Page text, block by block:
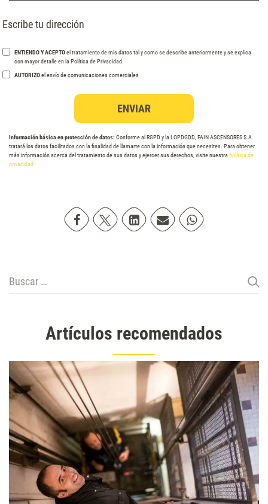
Escribe tu dirección
ENTIENDO Y ACEPTOel tratamiento de mis datos tal y como se describe anteriormente y se explica
con mayor detalle en la Política de Privacidad.
AUTORIZOel envío de comunicaciones comerciales
Información básica en protección de datos: Conforme al RGPD y la LOPDGDD, FAIN ASCENSORES S.A.
tratará los datos facilitados con la finalidad de llamarte con la información que necesites. Para obtener
más información acerca del tratamiento de sus datos y ejercer sus derechos, visite nuestra política de
privacidad
Compartir en Facebook
Compartir en Twitter
Compartir en Linkedin
Compartir poremail
Compartir en
Buscar:
Artículos recomendados